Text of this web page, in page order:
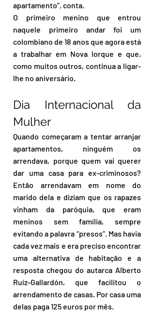
apartamento”, conta.
O primeiro menino que entrou
naquele primeiro andar foi um
colombiano de 18 anos que agora está
a trabalhar em Nova Iorque e que,
como muitos outros, continua a ligar-
lhe no aniversário.
Dia Internacional da
Mulher
Quando começaram a tentar arranjar
apartamentos, ninguém os
arrendava, porque quem vai querer
dar uma casa para ex-criminosos?
Então arrendavam em nome do
marido dela e diziam que os rapazes
vinham da paróquia, que eram
meninos sem família, sempre
evitando a palavra “presos”. Mas havia
cada vez mais e era preciso encontrar
uma alternativa de habitação e a
resposta chegou do autarca Alberto
Ruíz-Gallardón, que facilitou o
arrendamento de casas. Por casa uma
delas paga 125 euros por mês.